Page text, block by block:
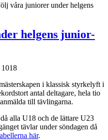
våra juniorer under helgens
helgens junior-
i klassisk styrkelyft i
antal deltagare, hela tio
till tävlingarna.
alla U18 och de lättare U23
tävlar under söndagen då
här.